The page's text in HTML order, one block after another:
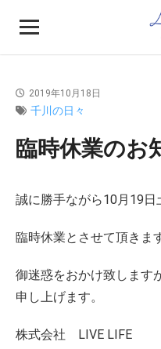
2019年10月18日
千川の日々
臨時休業のお
誠に勝手ながら10月19
臨時休業とさせて頂きま
御迷惑をおかけ致します
申し上げます。
株式会社 LIVE LIFE